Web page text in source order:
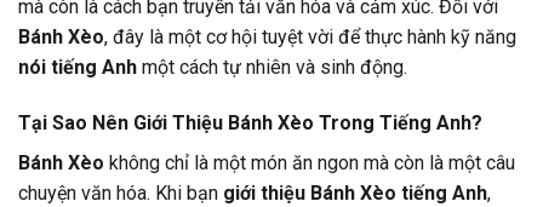
mà còn là cách bạn truyền tải văn hóa và cảm xúc. Đối với
Bánh Xèo, đây là một cơ hội tuyệt vời để thực hành kỹ năng
nói tiếng Anh một cách tự nhiên và sinh động.
Tại Sao Nên Giới Thiệu Bánh Xèo Trong Tiếng Anh?
Bánh Xèo không chỉ là một món ăn ngon mà còn là một câu
chuyện văn hóa. Khi bạn giới thiệu Bánh Xèo tiếng Anh,